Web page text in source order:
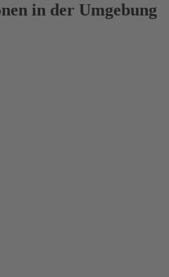
in der Umgebung